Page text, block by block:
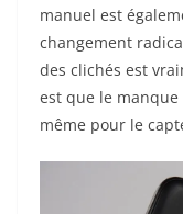
manuel est
changement
des clichés est
est que le
même pour le